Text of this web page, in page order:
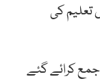
کی
جمع کرائے گئے